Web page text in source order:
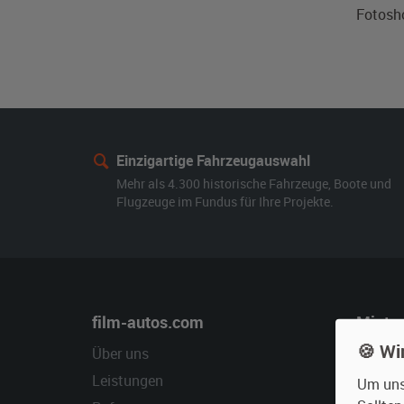
Einzigartige Fahrzeugauswahl
Mehr als 4.300 historische Fahrzeuge, Boote und
Flugzeuge im Fundus für Ihre Projekte.
film-autos.com
Über uns
Leistungen
🍪
Um